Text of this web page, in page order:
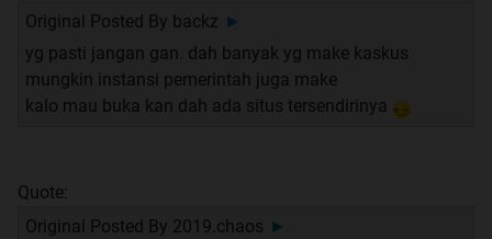
Original Posted By backz ►
yg pasti jangan gan. dah banyak yg make kaskus
mungkin instansi pemerintah juga make
kalo mau buka kan dah ada situs tersendirinya
Quote:
Original Posted By 2019.chaos ►